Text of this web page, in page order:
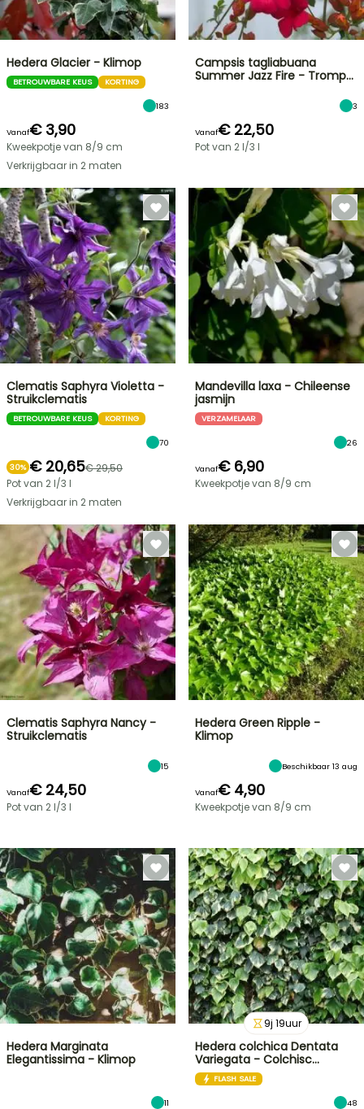
Hedera Glacier - Klimop
BETROUWBARE KEUS KORTING
183
Vanaf€ 3,90
Kweekpotje van 8/9 cm
Verkrijgbaar in 2 maten
Campsis tagliabuana
Summer Jazz Fire - Tromp…
3
Vanaf€ 22,50
Pot van 2 l/3 l
Clematis Saphyra Violetta -
Struikclematis
BETROUWBARE KEUS KORTING
70
30% € 20,65€ 29,50
Pot van 2 l/3 l
Verkrijgbaar in 2 maten
Mandevilla laxa - Chileense
jasmijn
VERZAMELAAR
26
Vanaf€ 6,90
Kweekpotje van 8/9 cm
Clematis Saphyra Nancy -
Struikclematis
15
Vanaf€ 24,50
Pot van 2 l/3 l
Hedera Green Ripple -
Klimop
Beschikbaar 13 aug
Vanaf€ 4,90
Kweekpotje van 8/9 cm
Hedera Marginata
Elegantissima - Klimop
11
9j 19uur
Hedera colchica Dentata
Variegata - Colchisc…
FLASH SALE
48